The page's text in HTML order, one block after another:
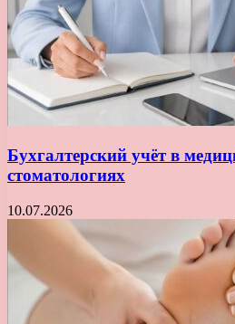
Бухгалтерский учёт в
стоматологиях
10.07.2026